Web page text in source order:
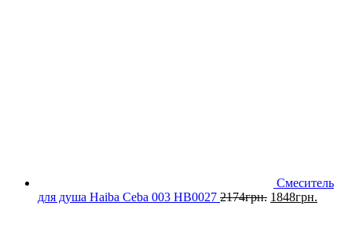
Смеситель
для душа Haiba Ceba 003 HB0027 2174грн. 1848грн.